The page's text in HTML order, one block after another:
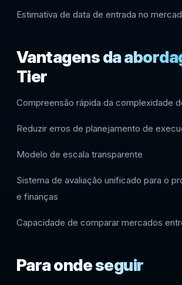
Estimativa de data de entrada no
Vantagens da
Tier
Compreensão rápida da complexidade
Reduzir erros de planejamento de
Modelo de escala transparente
Sistema de avaliação unificado para o
e finanças
Capacidade de comparar mercados
Para onde seguir